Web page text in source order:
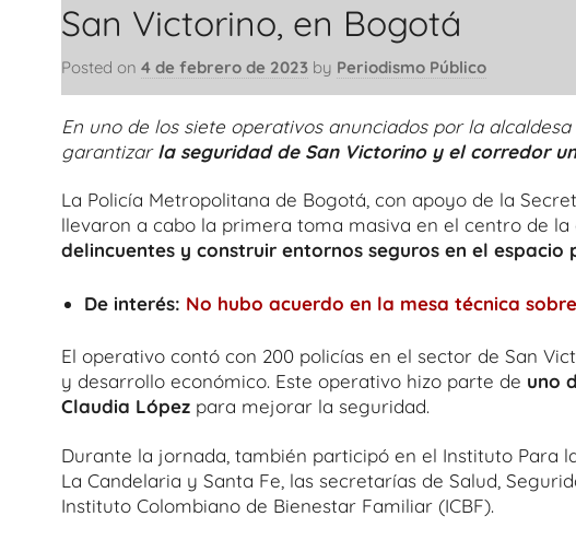
San Victorino, en Bogotá
Posted on 4 de febrero de 2023 by Periodismo Público
En uno de los siete operativos anunciados por la
garantizarla seguridad de San Victorino y el corredor
La Policía Metropolitana de Bogotá, con apoyo de la
llevaron a cabo la primera toma masiva en el centro de la
delincuentes y construir entornos seguros en el espacio
De interés: No hubo acuerdo en la mesa técnica
El operativo contó con 200 policías en el sector de San
y desarrollo económico. Este operativo hizo parte de uno
Claudia López para mejorar la seguridad.
Durante la jornada, también participó en el Instituto Para
La Candelaria y Santa Fe, las secretarías de Salud,
Instituto Colombiano de Bienestar Familiar (ICBF).